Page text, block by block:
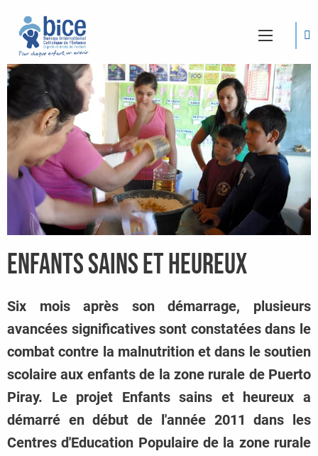
Enfants sains et heureux
Six mois après son démarrage, plusieurs
avancées significatives sont constatées dans le
combat contre la malnutrition et dans le soutien
scolaire aux enfants de la zone rurale de Puerto
Piray. Le projet Enfants sains et heureux a
démarré en début de l'année 2011 dans les
Centres d'Education Populaire de la zone rurale